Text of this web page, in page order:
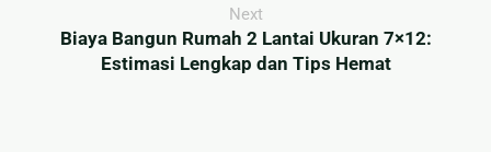
Next
Biaya Bangun Rumah 2 Lantai Ukuran 7×12:
Estimasi Lengkap dan Tips Hemat